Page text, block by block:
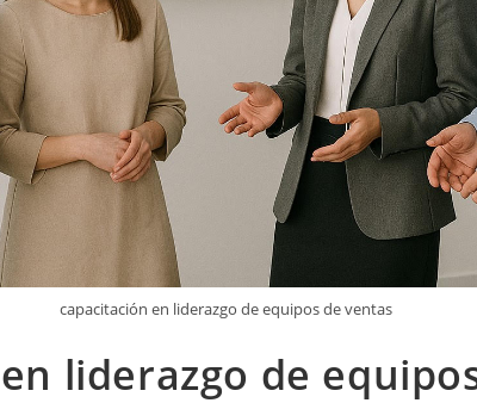
capacitación en liderazgo de equipos de ventas
liderazgo de